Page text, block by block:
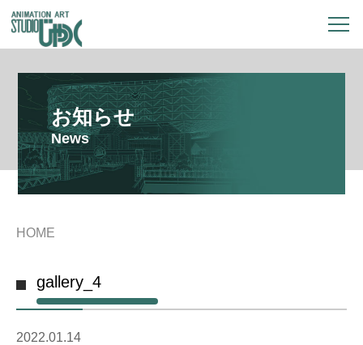
お知らせ
News
HOME
gallery_4
2022.01.14